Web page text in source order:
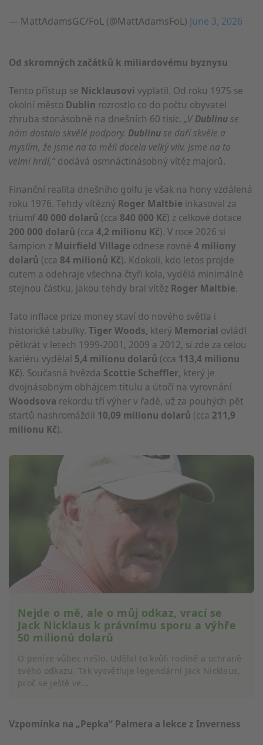
— MattAdamsGC/FoL (@MattAdamsFoL) June 3, 2026
Od skromných začátků k miliardovému byznysu
Tento přístup se Nicklausovi vyplatil. Od roku 1975 se
okolní město Dublin rozrostlo co do počtu obyvatel
zhruba stonásobně na dnešních 60 tisíc. „VDublinuse
nám dostalo skvělé podpory. Dublinuse daří skvěle a
myslím, že jsme na to měli docela velký vliv. Jsme na to
velmi hrdí,“dodává osmnáctinásobný vítěz majorů.
Finanční realita dnešního golfu je však na hony vzdálená
roku 1976. Tehdy vítězný Roger Maltbie inkasoval za
triumf40 000 dolarů (cca 840 000 Kč) z celkové dotace
200 000 dolarů (cca 4,2 milionu Kč). V roce 2026 si
šampion z Muirfield Village odnese rovné 4 miliony
dolarů (cca 84 milionů Kč). Kdokoli, kdo letos projde
cutem a odehraje všechna čtyři kola, vydělá minimálně
stejnou částku, jakou tehdy bral vítěz Roger Maltbie.
Tato inflace prize money staví do nového světla i
historické tabulky. Tiger Woods, který Memorial ovládl
pětkrát v letech 1999-2001, 2009 a 2012, si zde za celou
kariéru vydělal 5,4 milionu dolarů (cca 113,4 milionu
Kč). Současná hvězda Scottie Scheffler, který je
dvojnásobným obhájcem titulu a útočí na vyrovnání
Woodsova rekordu tří výher v řadě, už za pouhých pět
startů nashromáždil 10,09 milionu dolarů (cca 211,9
milionu Kč).
Nejde o mě, ale o můj odkaz, vrací se
Jack Nicklaus k právnímu sporu a výhře
50 milionů dolarů
O peníze vůbec nešlo. Udělal to kvůli rodině a ochraně
svého odkazu. Tak vysvětluje legendární Jack Nicklaus,
proč se ještě ve...
Vzpomínka na „Pepka“ Palmera a lekce z Inverness